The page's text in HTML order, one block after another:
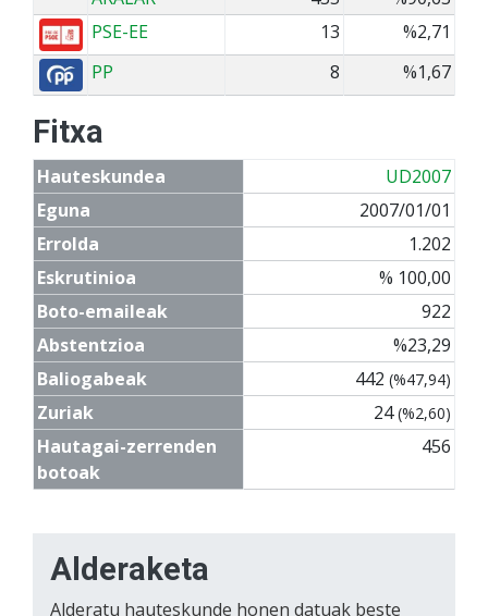
PSE-EE
13
%2,71
PP
8 %1,67
Fitxa
Hauteskundea
UD2007
Eguna
2007/01/01
Errolda
1.202
Eskrutinioa
% 100,00
Boto-emaileak
922
Abstentzioa
%23,29
Baliogabeak
442 (%47,94)
Zuriak 24(%2,60)
Hautagai-zerrenden
botoak
456
Alderaketa
Alderatu hauteskunde honen datuak beste